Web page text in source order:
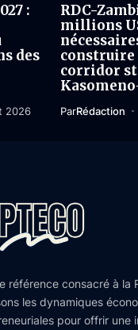
:
des
2026
RDC-
millions
construire
corridor
ParRédaction
référence consacré à la
les dynamiques
pour offrir une